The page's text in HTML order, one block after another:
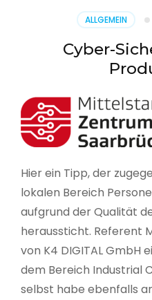
ALLGEMEIN
Cyber-
Hier ein Tipp, der
lokalen Bereich
aufgrund der Qualität
heraussticht. Referent
von K4 DIGITAL GmbH
dem Bereich Industrial
selbst habe ebenfalls